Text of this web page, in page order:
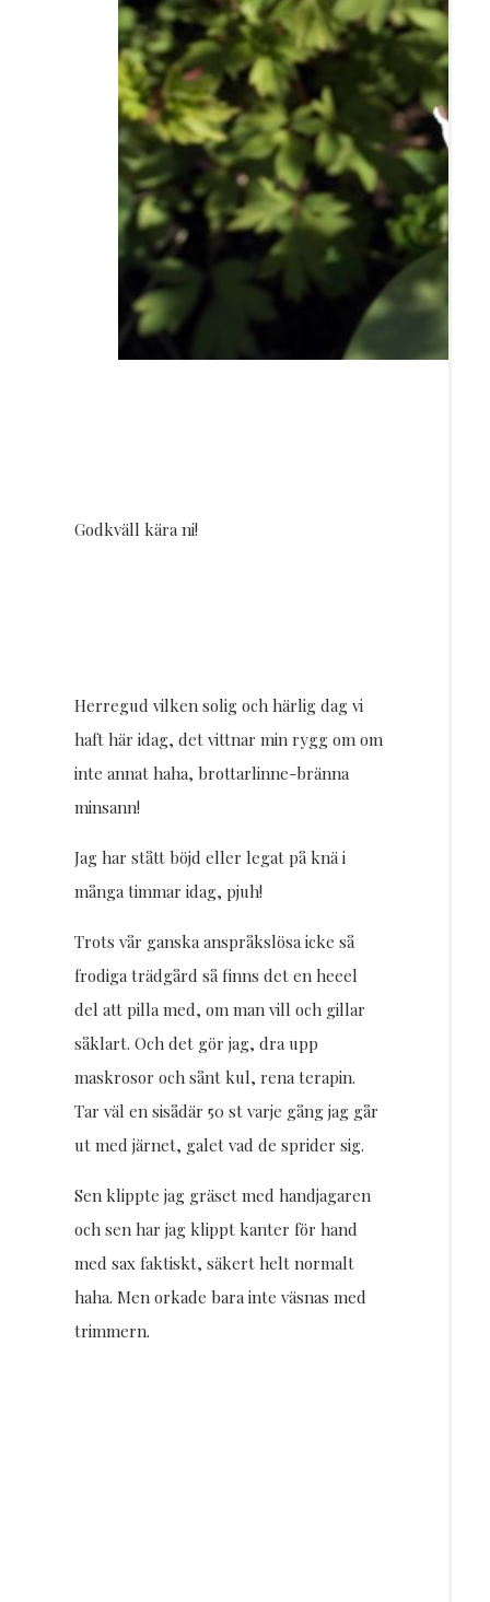
DIY
Godkväll kära ni!
Herregud vilken solig och härlig dag vi
haft här idag, det vittnar min rygg om om
inte annat haha, brottarlinne-bränna
minsann!
Jag har stått böjd eller legat på knä i
många timmar idag, pjuh!
Trots vår ganska anspråkslösa icke så
frodiga trädgård så finns det en heeel
del att pilla med, om man vill och gillar
såklart. Och det gör jag, dra upp
maskrosor och sånt kul, rena terapin.
Tar väl en sisådär 50 st varje gång jag går
ut med järnet, galet vad de sprider sig.
Sen klippte jag gräset med handjagaren
och sen har jag klippt kanter för hand
med sax faktiskt, säkert helt normalt
haha. Men orkade bara inte väsnas med
trimmern.